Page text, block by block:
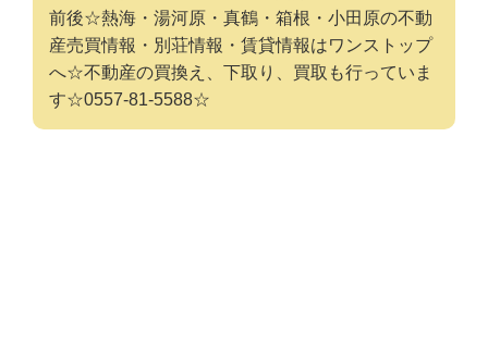
前後☆熱海・湯河原・真鶴・箱根・小田原の不動
産売買情報・別荘情報・賃貸情報はワンストップ
へ☆不動産の買換え、下取り、買取も行っていま
す☆0557-81-5588☆